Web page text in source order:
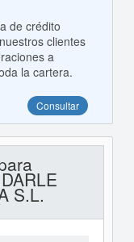
de crédito
clientes
a
la cartera.
Consultar
S.L.